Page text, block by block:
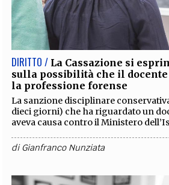
DIRITTO / La Cassazione si
sulla possibilità che il docente
la professione forense
La sanzione disciplinare
dieci giorni) che ha riguardato un
aveva causa contro il Ministero
diGianfranco Nunziata